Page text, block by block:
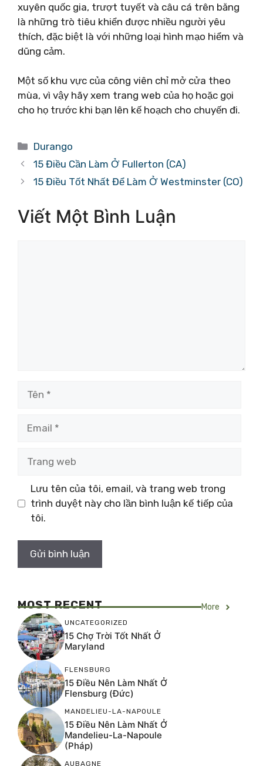
xuyên quốc gia, trượt tuyết và câu cá trên băng
là những trò tiêu khiển được nhiều người yêu
thích, đặc biệt là với những loại hình mạo hiểm và
dũng cảm.
Một số khu vực của công viên chỉ mở cửa theo
mùa, vì vậy hãy xem trang web của họ hoặc gọi
cho họ trước khi bạn lên kế hoạch cho chuyến đi.
Danh
mục
Durango
15 Điều Cần Làm Ở Fullerton (CA)
15 Điều Tốt Nhất Để Làm Ở Westminster (CO)
Viết Một Bình Luận
web
Lưu tên của tôi, email, và trang web trong
trình duyệt này cho lần bình luận kế tiếp của
tôi.
MOST RECENT More
UNCATEGORIZED
15 Chợ Trời Tốt Nhất Ở
Maryland
FLENSBURG
15 Điều Nên Làm Nhất Ở
Flensburg (Đức)
MANDELIEU-LA-NAPOULE
15 Điều Nên Làm Nhất Ở
Mandelieu-La-Napoule
(Pháp)
AUBAGNE